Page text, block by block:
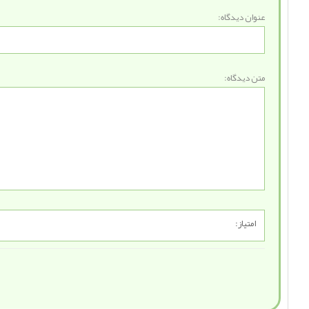
عنوان دیدگاه:
متن دیدگاه:
امتیاز: